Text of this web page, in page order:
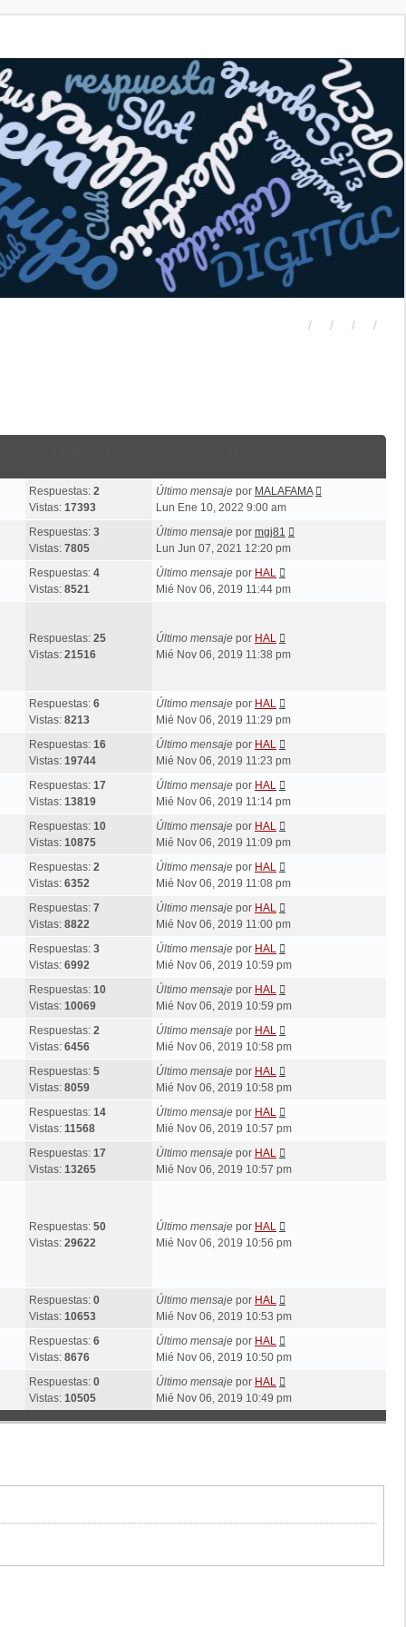
Respuestas: 2
Vistas: 17393
Último mensaje por MALAFAMA
Lun Ene 10, 2022 9:00 am
Respuestas: 3
Vistas: 7805
Último mensaje por mgj81
Lun Jun 07, 2021 12:20 pm
Respuestas: 4
Vistas: 8521
Último mensaje por HAL
Mié Nov 06, 2019 11:44 pm
Respuestas: 25
Vistas: 21516
Último mensaje por HAL
Mié Nov 06, 2019 11:38 pm
Respuestas: 6
Vistas: 8213
Último mensaje por HAL
Mié Nov 06, 2019 11:29 pm
Respuestas: 16
Vistas: 19744
Último mensaje por HAL
Mié Nov 06, 2019 11:23 pm
Respuestas: 17
Vistas: 13819
Último mensaje por HAL
Mié Nov 06, 2019 11:14 pm
Respuestas: 10
Vistas: 10875
Último mensaje por HAL
Mié Nov 06, 2019 11:09 pm
Respuestas: 2
Vistas: 6352
Último mensaje por HAL
Mié Nov 06, 2019 11:08 pm
Respuestas: 7
Vistas: 8822
Último mensaje por HAL
Mié Nov 06, 2019 11:00 pm
Respuestas: 3
Vistas: 6992
Último mensaje por HAL
Mié Nov 06, 2019 10:59 pm
Respuestas: 10
Vistas: 10069
Último mensaje por HAL
Mié Nov 06, 2019 10:59 pm
Respuestas: 2
Vistas: 6456
Último mensaje por HAL
Mié Nov 06, 2019 10:58 pm
Respuestas: 5
Vistas: 8059
Último mensaje por HAL
Mié Nov 06, 2019 10:58 pm
Respuestas: 14
Vistas: 11568
Último mensaje por HAL
Mié Nov 06, 2019 10:57 pm
Respuestas: 17
Vistas: 13265
Último mensaje por HAL
Mié Nov 06, 2019 10:57 pm
Respuestas: 50
Vistas: 29622
Último mensaje por HAL
Mié Nov 06, 2019 10:56 pm
Respuestas: 0
Vistas: 10653
Último mensaje por HAL
Mié Nov 06, 2019 10:53 pm
Respuestas: 6
Vistas: 8676
Último mensaje por HAL
Mié Nov 06, 2019 10:50 pm
Respuestas: 0
Vistas: 10505
Último mensaje por HAL
Mié Nov 06, 2019 10:49 pm